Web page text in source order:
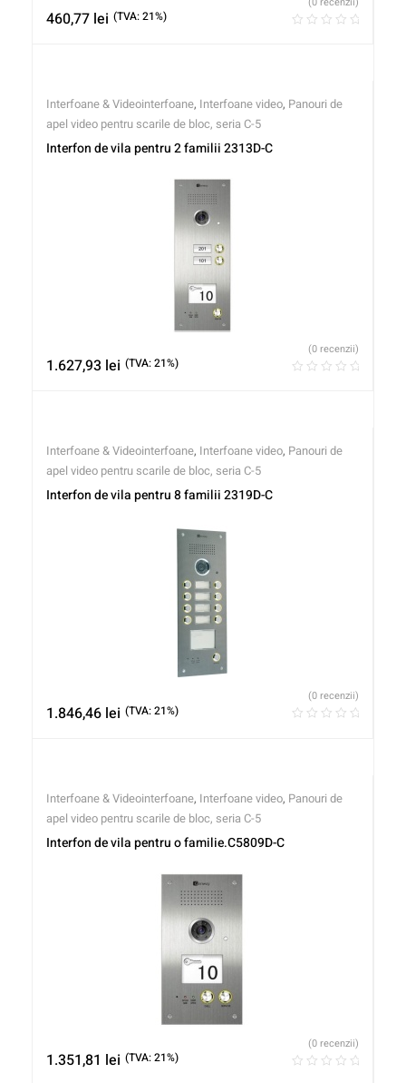
460,77 lei (TVA: 21%)
Interfoane & Videointerfoane, Interfoane video, Panouri de
apel video pentru scarile de bloc, seria C-5
Interfon de vila pentru 2 familii 2313D-C
1.627,93 lei (TVA: 21%)
(0 recenzii)
Interfoane & Videointerfoane, Interfoane video, Panouri de
apel video pentru scarile de bloc, seria C-5
Interfon de vila pentru 8 familii 2319D-C
1.846,46 lei (TVA: 21%)
(0 recenzii)
Interfoane & Videointerfoane, Interfoane video, Panouri de
apel video pentru scarile de bloc, seria C-5
Interfon de vila pentru o familie.C5809D-C
1.351,81 lei (TVA: 21%)
(0 recenzii)